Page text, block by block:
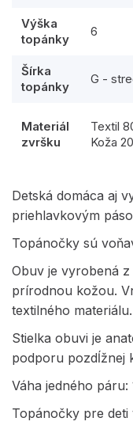
Výška
topánky
6
Šírka
topánky
G -
Materiál
zvršku
Textil
Koža
Detská domáca aj
priehlavkovým
Topánočky sú
Obuv je vyrobená
prírodnou kožou.
textilného
Stielka obuvi je
podporu pozdĺžnej
Váha jedného páru:
Topánočky pre